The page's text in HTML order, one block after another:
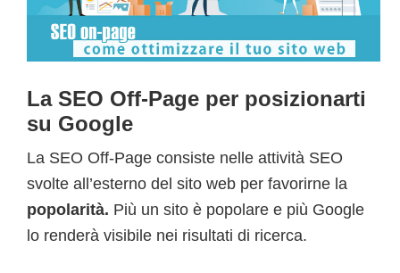
La SEO Off-Page per posizionarti
su Google
La SEO Off-Page consiste nelle attività SEO
svolte all’esterno del sito web per favorirne la
popolarità. Più un sito è popolare e più Google
lo renderà visibile nei risultati di ricerca.